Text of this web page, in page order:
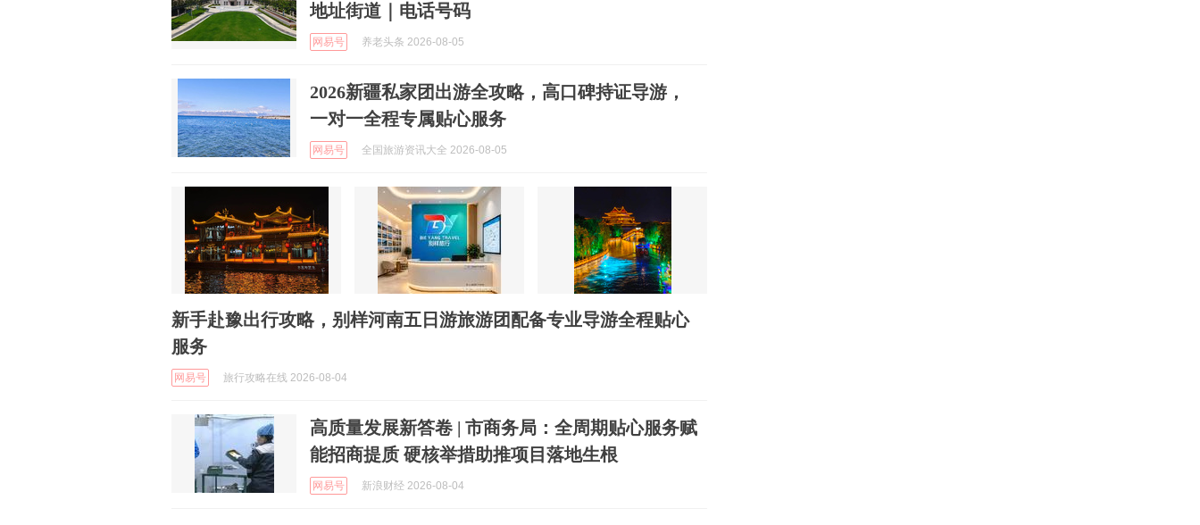
地址街道｜电话号码
网易号 养老头条 2026-08-05
2026新疆私家团出游全攻略，高口碑持证导游，
一对一全程专属贴心服务
网易号 全国旅游资讯大全 2026-08-05
新手赴豫出行攻略，别样河南五日游旅游团配备专业导游全程贴心
服务
网易号 旅行攻略在线 2026-08-04
高质量发展新答卷 | 市商务局：全周期贴心服务赋
能招商提质 硬核举措助推项目落地生根
网易号 新浪财经 2026-08-04